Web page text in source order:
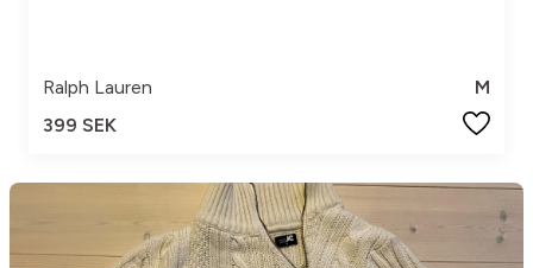
Ralph Lauren
M
399 SEK